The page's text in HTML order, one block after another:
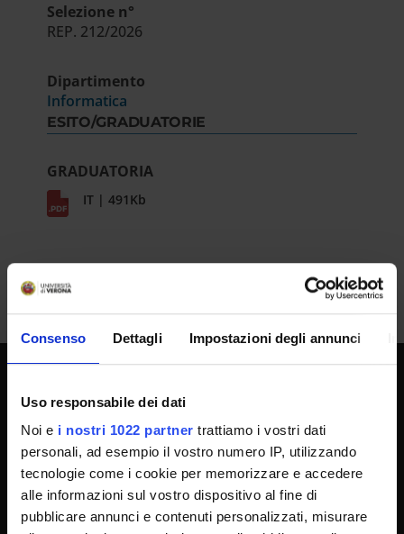
Consenso Dettagli Impostazioni degli annunci
Uso responsabile dei dati
Noi e i nostri 1022 partner trattiamo i vostri dati
personali, ad esempio il vostro numero IP, utilizzando
tecnologie come i cookie per memorizzare e accedere
alle informazioni sul vostro dispositivo al fine di
pubblicare annunci e contenuti personalizzati, misurare
Selezione n°
REP. 212/2026
Dipartimento
Informatica
ESITO/GRADUATORIE
GRADUATORIA
IT | 491Kb
SPORTELLO ATENEO
Amministrazione trasparente
Albo Ufficiale